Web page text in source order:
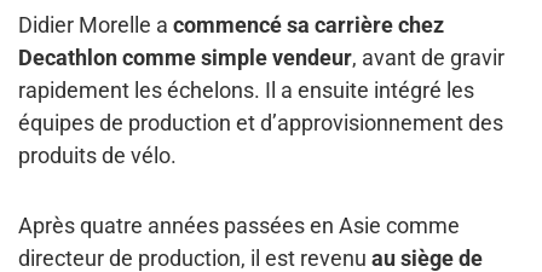
Didier Morelle a commencé sa carrière chez
Decathlon comme simple vendeur, avant de gravir
rapidement les échelons. Il a ensuite intégré les
équipes de production et d’approvisionnement des
produits de vélo.
Après quatre années passées en Asie comme
directeur de production, il est revenu au siège de